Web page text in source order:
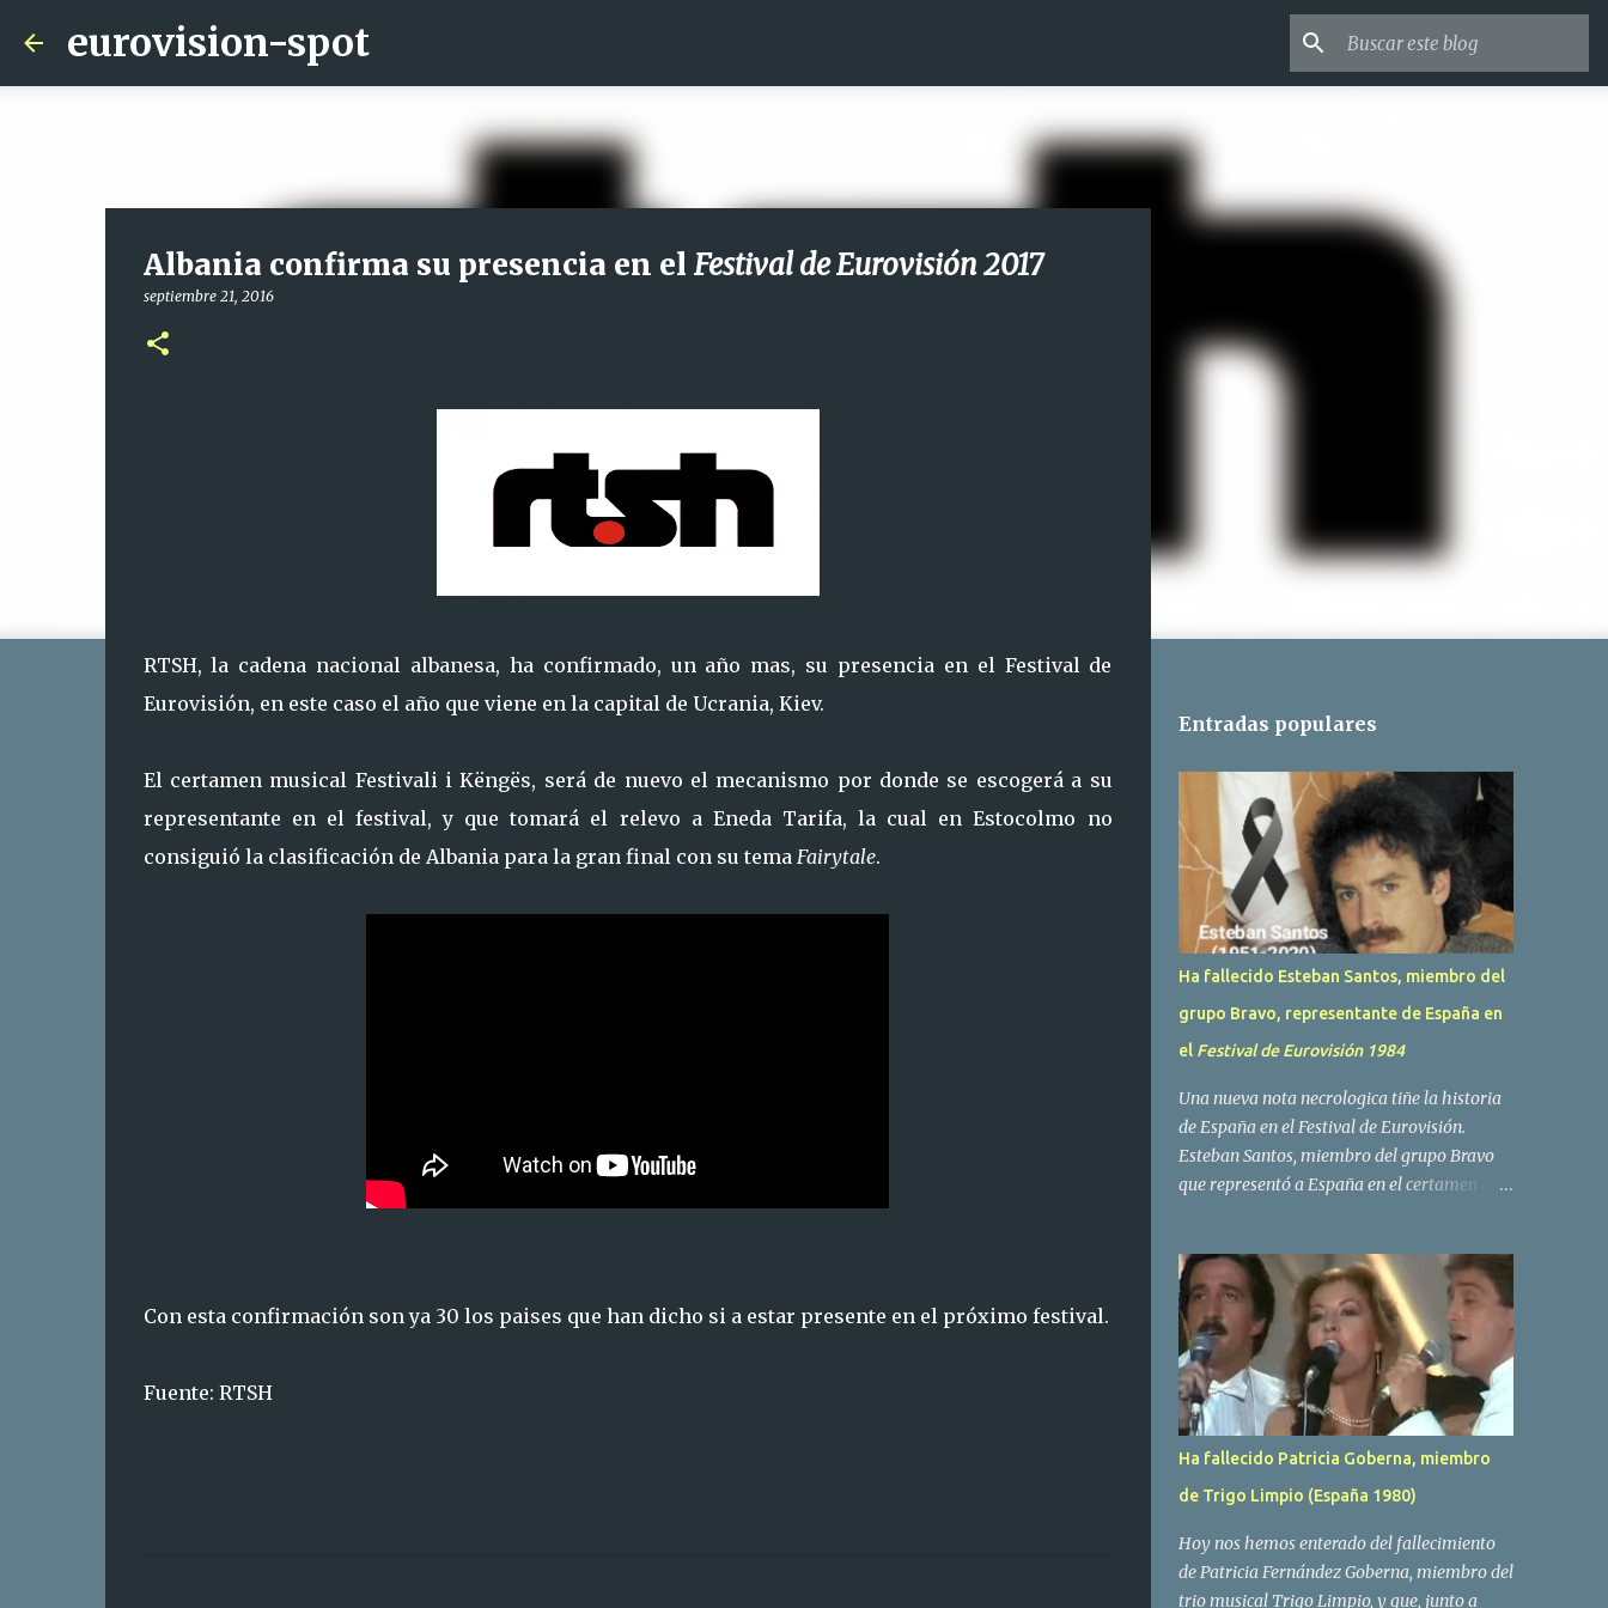
eurovision-spot
Albania confirma su presencia en el Festival de Eurovisión 2017
septiembre 21, 2016
RTSH, la cadena nacional albanesa, ha confirmado, un año mas, su presencia en el Festival de
Eurovisión, en este caso el año que viene en la capital de Ucrania, Kiev.
El certamen musical Festivali i Këngës, será de nuevo el mecanismo por donde se escogerá a su
representante en el festival, y que tomará el relevo a Eneda Tarifa, la cual en Estocolmo no
consiguió la clasificación de Albania para la gran final con su tema Fairytale.
Con esta confirmación son ya 30 los paises que han dicho si a estar presente en el próximo festival.
Fuente: RTSH
Entradas populares
Ha fallecido Esteban Santos, miembro del
grupo Bravo, representante de España en
el Festival de Eurovisión 1984
Una nueva nota necrologica tiñe la historia
de España en el Festival de Eurovisión.
Esteban Santos, miembro del grupo Bravo
que representó a España en el certamen del
su compañera y principal vocalista en la
formación musical, Amaya Saizar, la que ha
dado a conocer la noticia al publico a traves
de las redes sociales. Nacido en Tolosa en
1951, durante su epoca universitaria en la
carrera de empresariales conoció al
estudiante de medicina Luis Villar,
comenzando a actuar juntos,Santos a la
guitarra y Villar al piano, sin atreverse a dar
esto cambió gracias a la propia Amaia
Saizar, que tras su abandono de Trigo
Ha fallecido Patricia Goberna, miembro
de Trigo Limpio (España 1980)
Hoy nos hemos enterado del fallecimiento
de Patricia Fernández Goberna, miembro del
trio musical Trigo Limpio, y que, junto a